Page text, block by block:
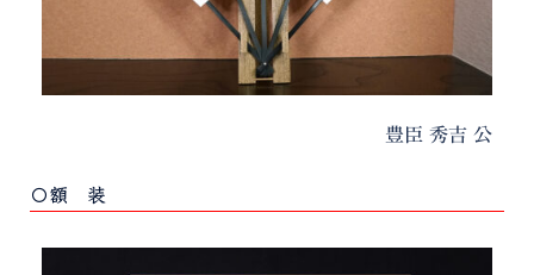
豊臣 秀吉 公
〇額 装